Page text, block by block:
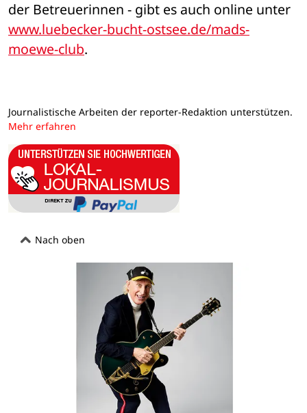
www.luebecker-bucht-ostsee.de/mads-
moewe-club.
Journalistische Arbeiten der reporter-Redaktion unterstützen.
Mehr erfahren
Nach oben